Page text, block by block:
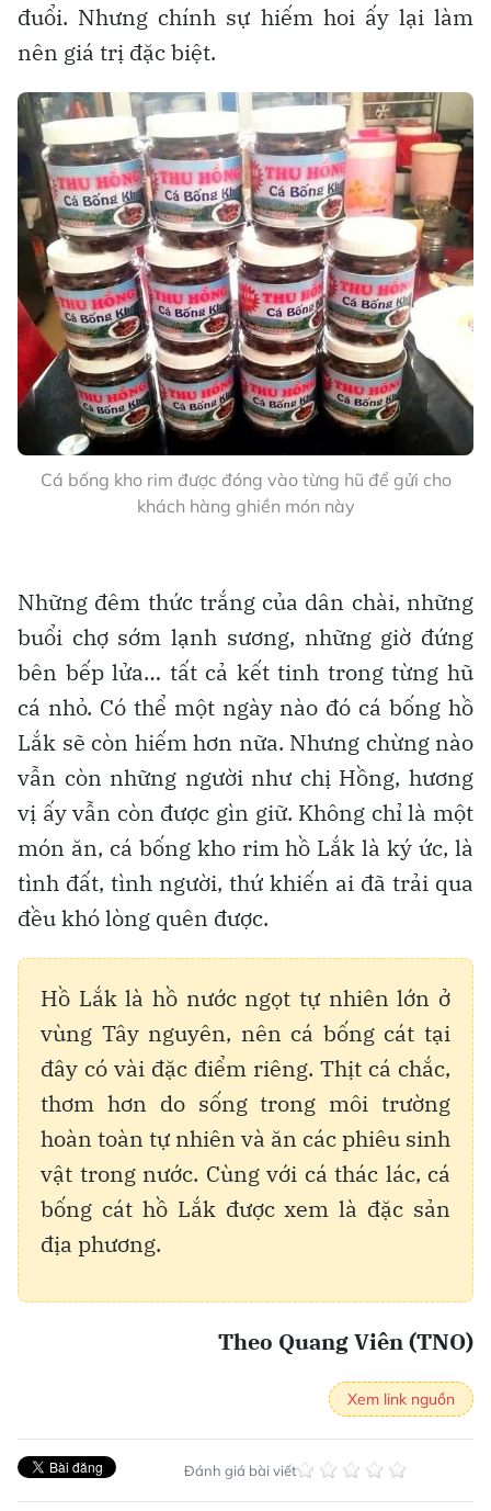
đuổi. Nhưng chính sự hiếm hoi ấy lại làm
nên giá trị đặc biệt.
Cá bống kho rim được đóng vào từng hũ để gửi cho
khách hàng ghiền món này
Những đêm thức trắng của dân chài, những
buổi chợ sớm lạnh sương, những giờ đứng
bên bếp lửa… tất cả kết tinh trong từng hũ
cá nhỏ. Có thể một ngày nào đó cá bống hồ
Lắk sẽ còn hiếm hơn nữa. Nhưng chừng nào
vẫn còn những người như chị Hồng, hương
vị ấy vẫn còn được gìn giữ. Không chỉ là một
món ăn, cá bống kho rim hồ Lắk là ký ức, là
tình đất, tình người, thứ khiến ai đã trải qua
đều khó lòng quên được.
Hồ Lắk là hồ nước ngọt tự nhiên lớn ở
vùng Tây nguyên, nên cá bống cát tại
đây có vài đặc điểm riêng. Thịt cá chắc,
thơm hơn do sống trong môi trường
hoàn toàn tự nhiên và ăn các phiêu sinh
vật trong nước. Cùng với cá thác lác, cá
bống cát hồ Lắk được xem là đặc sản
địa phương.
Theo Quang Viên (TNO)
Xem link nguồn
Đánh giá bài viết